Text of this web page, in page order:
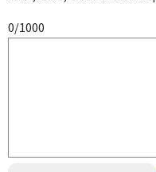
0/1000